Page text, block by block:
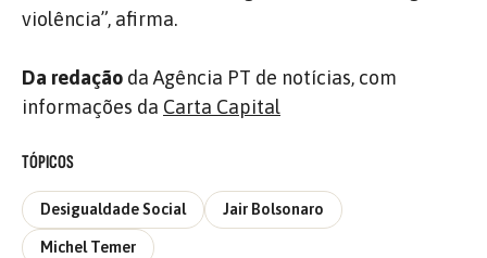
violência”, afirma.
Da redação da Agência PT de notícias, com
informações da Carta Capital
TÓPICOS
Desigualdade Social Jair Bolsonaro
Michel Temer